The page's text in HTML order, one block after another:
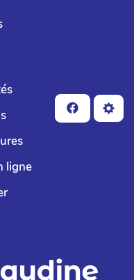
ligne